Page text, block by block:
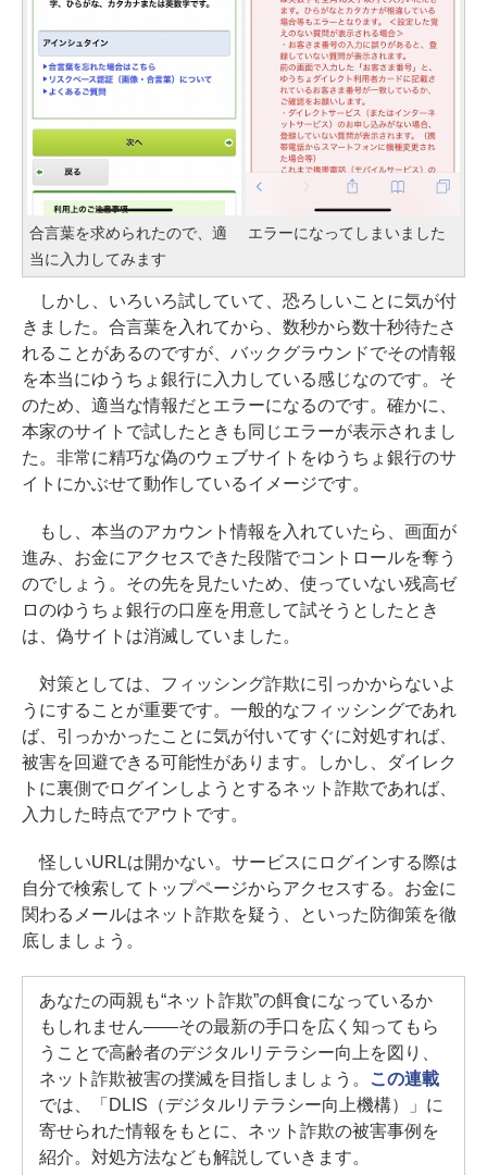
合言葉を求められたので、適
当に入力してみます
エラーになってしまいました
しかし、いろいろ試していて、恐ろしいことに気が付
きました。合言葉を入れてから、数秒から数十秒待たさ
れることがあるのですが、バックグラウンドでその情報
を本当にゆうちょ銀行に入力している感じなのです。そ
のため、適当な情報だとエラーになるのです。確かに、
本家のサイトで試したときも同じエラーが表示されまし
た。非常に精巧な偽のウェブサイトをゆうちょ銀行のサ
イトにかぶせて動作しているイメージです。
もし、本当のアカウント情報を入れていたら、画面が
進み、お金にアクセスできた段階でコントロールを奪う
のでしょう。その先を見たいため、使っていない残高ゼ
ロのゆうちょ銀行の口座を用意して試そうとしたとき
は、偽サイトは消滅していました。
対策としては、フィッシング詐欺に引っかからないよ
うにすることが重要です。一般的なフィッシングであれ
ば、引っかかったことに気が付いてすぐに対処すれば、
被害を回避できる可能性があります。しかし、ダイレク
トに裏側でログインしようとするネット詐欺であれば、
入力した時点でアウトです。
怪しいURLは開かない。サービスにログインする際は
自分で検索してトップページからアクセスする。お金に
関わるメールはネット詐欺を疑う、といった防御策を徹
底しましょう。
あなたの両親も“ネット詐欺”の餌食になっているか
もしれません――その最新の手口を広く知ってもら
うことで高齢者のデジタルリテラシー向上を図り、
ネット詐欺被害の撲滅を目指しましょう。
この連載
では、「DLIS（デジタルリテラシー向上機構）」に
寄せられた情報をもとに、ネット詐欺の被害事例を
紹介。対処方法なども解説していきます。